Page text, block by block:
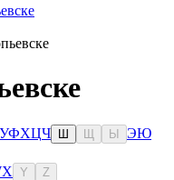
УФХЦЧ Ы ЭЮ
X Y Z